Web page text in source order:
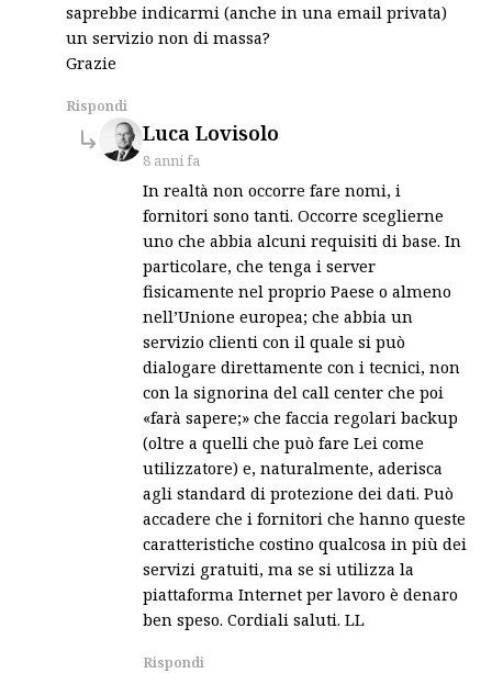
saprebbe indicarmi (anche in una email privata)
un servizio non di massa?
Grazie
Rispondi
Luca Lovisolo
8 anni fa
In realtà non occorre fare nomi, i
fornitori sono tanti. Occorre sceglierne
uno che abbia alcuni requisiti di base. In
particolare, che tenga i server
fisicamente nel proprio Paese o almeno
nell’Unione europea; che abbia un
servizio clienti con il quale si può
dialogare direttamente con i tecnici, non
con la signorina del call center che poi
«farà sapere;» che faccia regolari backup
(oltre a quelli che può fare Lei come
utilizzatore) e, naturalmente, aderisca
agli standard di protezione dei dati. Può
accadere che i fornitori che hanno queste
caratteristiche costino qualcosa in più dei
servizi gratuiti, ma se si utilizza la
piattaforma Internet per lavoro è denaro
ben speso. Cordiali saluti. LL
Rispondi